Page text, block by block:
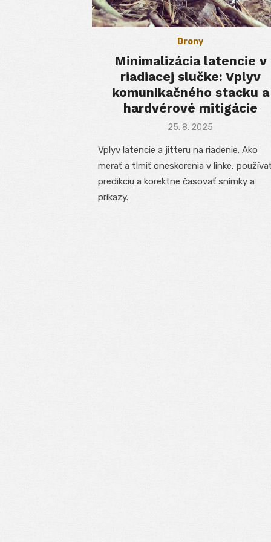
Drony
Minimalizácia latencie v
riadiacej slučke: Vplyv
komunikačného stacku a
hardvérové mitigácie
Posted
25. 8. 2025
Vplyv latencie a jitteru na riadenie. Ako
merať a tlmiť oneskorenia v linke,
predikciu a korektne časovať snímky a
príkazy.